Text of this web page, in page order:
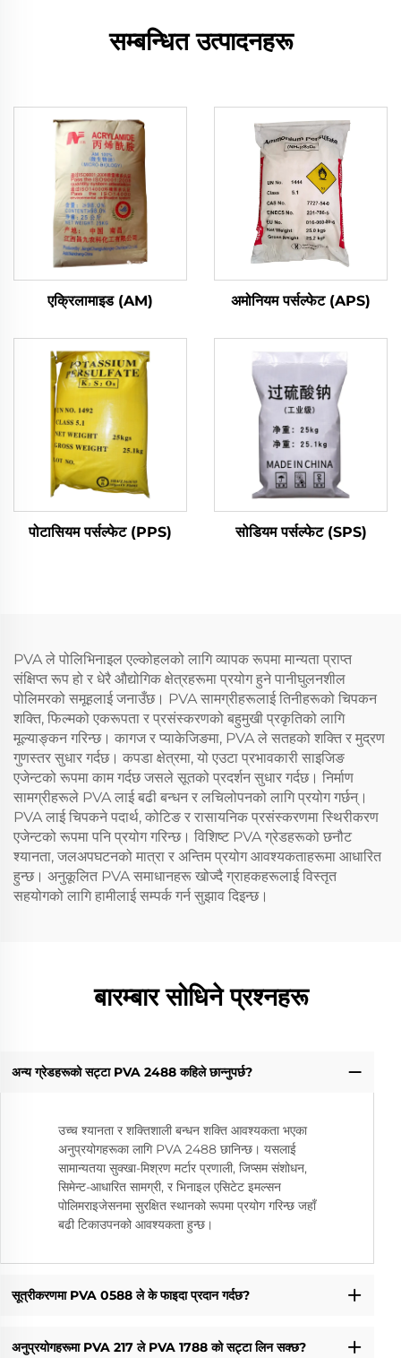
सम्बन्धित उत्पादनहरू
एक्रिलामाइड (AM) अमोनियम पर्सल्फेट (APS)
पोटासियम पर्सल्फेट (PPS) सोडियम पर्सल्फेट (SPS)
PVA ले पोलिभिनाइल एल्कोहलको लागि व्यापक रूपमा मान्यता प्राप्त
संक्षिप्त रूप हो र धेरै औद्योगिक क्षेत्रहरूमा प्रयोग हुने पानीघुलनशील
पोलिमरको समूहलाई जनाउँछ। PVA सामग्रीहरूलाई तिनीहरूको चिपकन
शक्ति, फिल्मको एकरूपता र प्रसंस्करणको बहुमुखी प्रकृतिको लागि
मूल्याङ्कन गरिन्छ। कागज र प्याकेजिङमा, PVA ले सतहको शक्ति र मुद्रण
गुणस्तर सुधार गर्दछ। कपडा क्षेत्रमा, यो एउटा प्रभावकारी साइजिङ
एजेन्टको रूपमा काम गर्दछ जसले सूतको प्रदर्शन सुधार गर्दछ। निर्माण
सामग्रीहरूले PVA लाई बढी बन्धन र लचिलोपनको लागि प्रयोग गर्छन्।
PVA लाई चिपकने पदार्थ, कोटिङ र रासायनिक प्रसंस्करणमा स्थिरीकरण
एजेन्टको रूपमा पनि प्रयोग गरिन्छ। विशिष्ट PVA ग्रेडहरूको छनौट
श्यानता, जलअपघटनको मात्रा र अन्तिम प्रयोग आवश्यकताहरूमा आधारित
हुन्छ। अनुकूलित PVA समाधानहरू खोज्दै ग्राहकहरूलाई विस्तृत
सहयोगको लागि हामीलाई सम्पर्क गर्न सुझाव दिइन्छ।
बारम्बार सोधिने प्रश्नहरू
अन्य ग्रेडहरूको सट्टा PVA 2488 कहिले छान्नुपर्छ?
उच्च श्यानता र शक्तिशाली बन्धन शक्ति आवश्यकता भएका
अनुप्रयोगहरूका लागि PVA 2488 छानिन्छ। यसलाई
सामान्यतया सुक्खा-मिश्रण मर्टार प्रणाली, जिप्सम संशोधन,
सिमेन्ट-आधारित सामग्री, र भिनाइल एसिटेट इमल्सन
पोलिमराइजेसनमा सुरक्षित स्थानको रूपमा प्रयोग गरिन्छ जहाँ
बढी टिकाउपनको आवश्यकता हुन्छ।
सूत्रीकरणमा PVA 0588 ले के फाइदा प्रदान गर्दछ?
अनुप्रयोगहरूमा PVA 217 ले PVA 1788 को सट्टा लिन सक्छ?